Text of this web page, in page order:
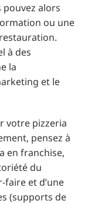
pouvez alors
ou une
à des
la
et le
votre pizzeria
pensez à
en franchise,
du
et d’une
(supports de